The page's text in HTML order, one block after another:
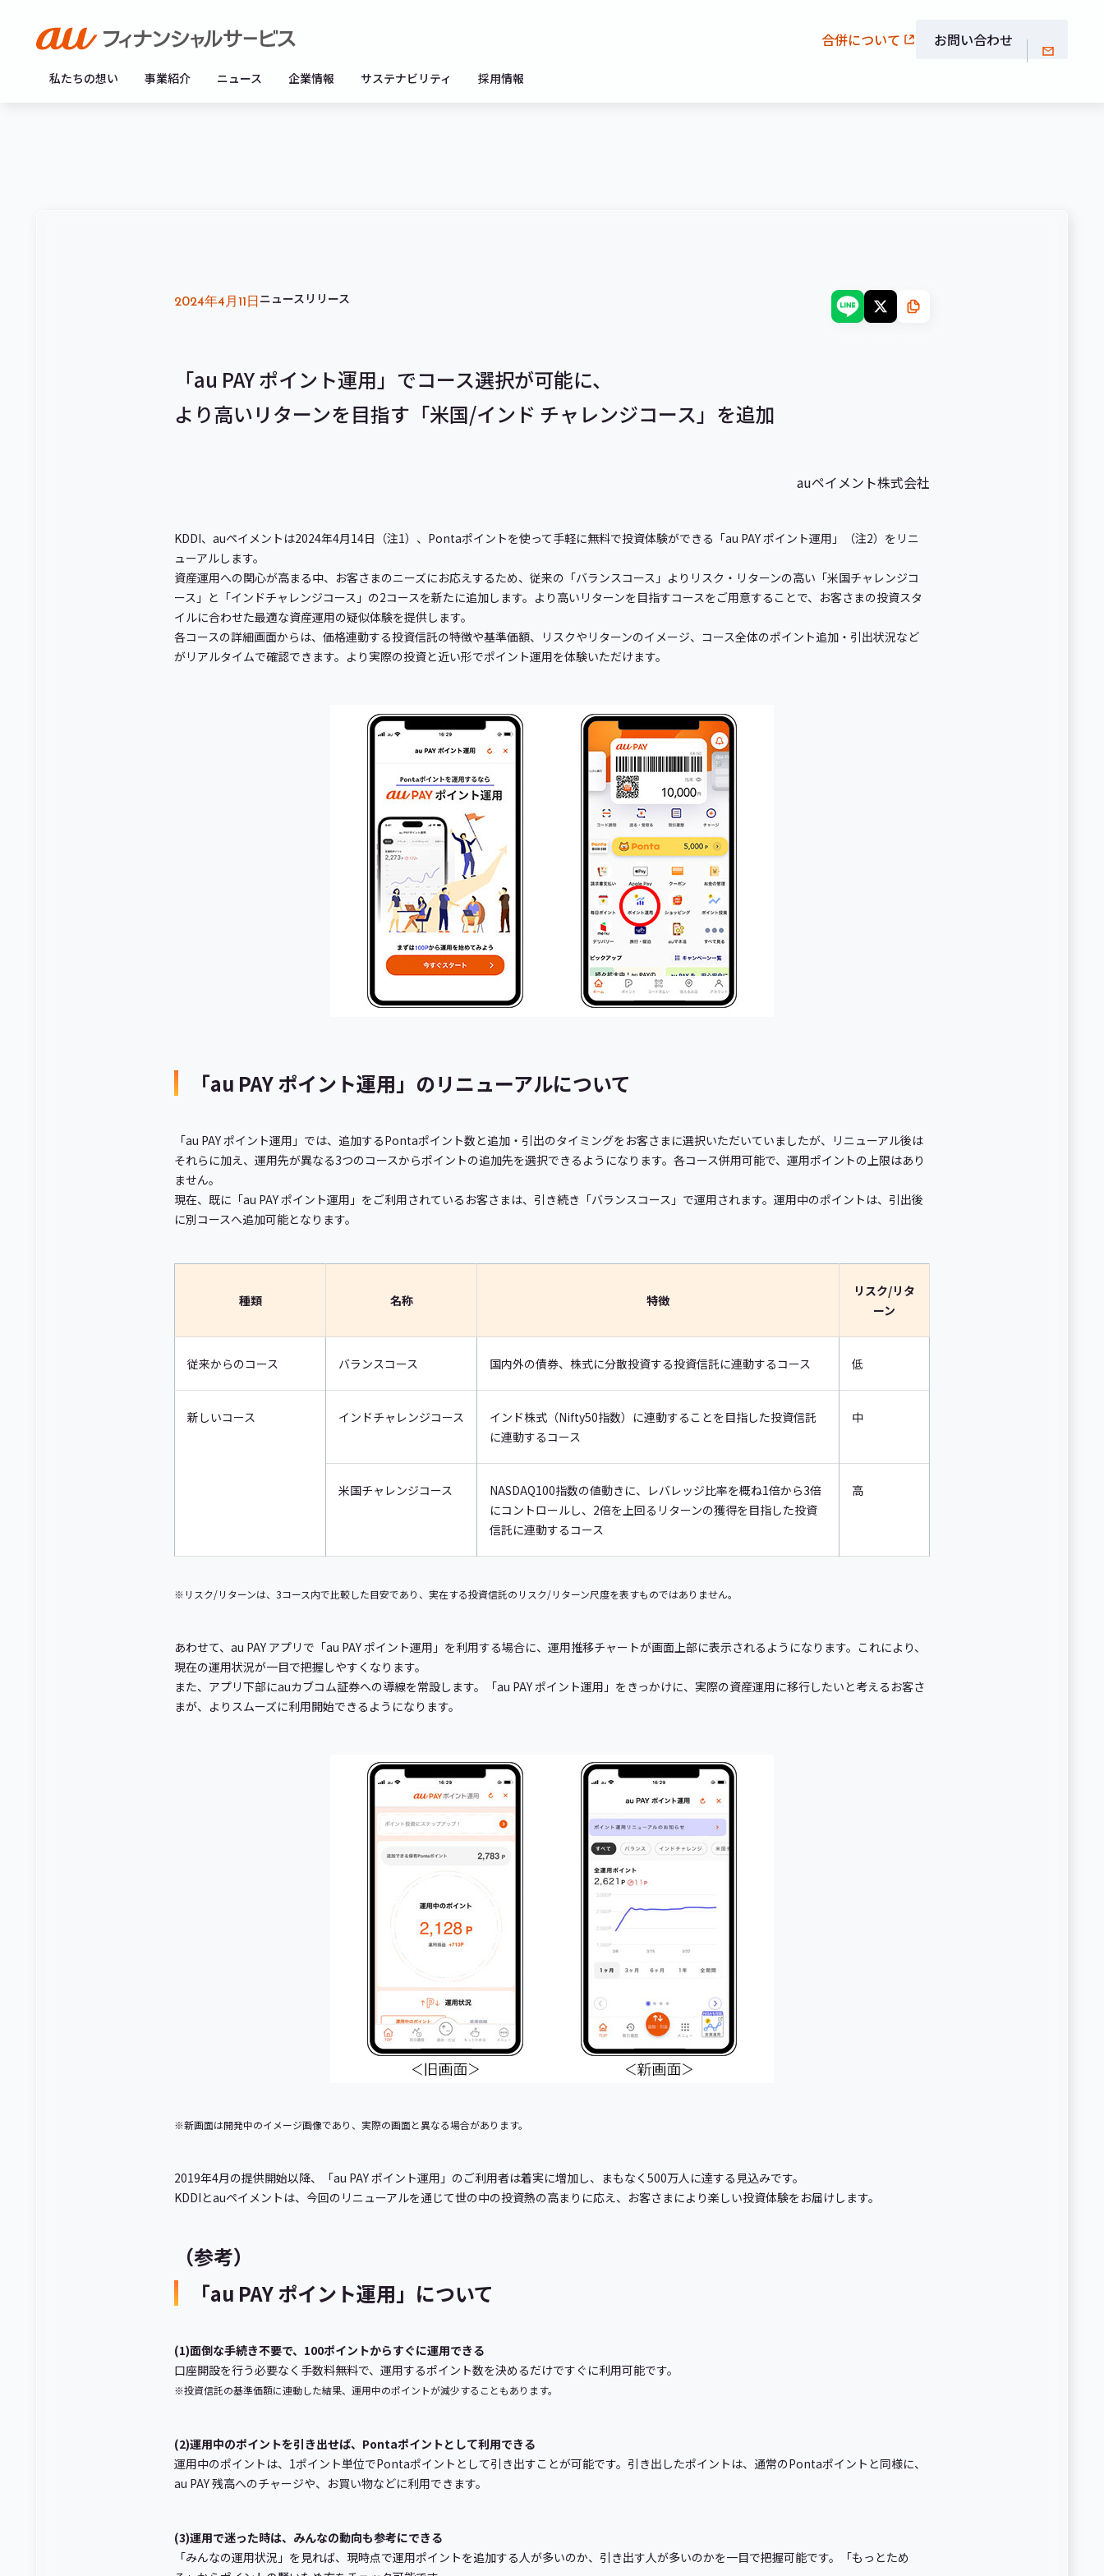
私たちの想い 事業紹介 ニュース 企業情報 サステナビリティ 採用情報
合併について お問い合わせ
2024年4月11日 ニュースリリース
「au PAY ポイント運用」でコース選択が可能に、
より高いリターンを目指す「米国/インド チャレンジコース」を追加
auペイメント株式会社
KDDI、auペイメントは2024年4月14日（注1）、Pontaポイントを使って手軽に無料で投資体験ができる「au PAY ポイント運用」（注2）をリニ
ューアルします。
資産運用への関心が高まる中、お客さまのニーズにお応えするため、従来の「バランスコース」よりリスク・リターンの高い「米国チャレンジコ
ース」と「インドチャレンジコース」の2コースを新たに追加します。より高いリターンを目指すコースをご用意することで、お客さまの投資スタ
イルに合わせた最適な資産運用の疑似体験を提供します。
各コースの詳細画面からは、価格連動する投資信託の特徴や基準価額、リスクやリターンのイメージ、コース全体のポイント追加・引出状況など
がリアルタイムで確認できます。より実際の投資と近い形でポイント運用を体験いただけます。
「au PAY ポイント運用」のリニューアルについて
「au PAY ポイント運用」では、追加するPontaポイント数と追加・引出のタイミングをお客さまに選択いただいていましたが、リニューアル後は
それらに加え、運用先が異なる3つのコースからポイントの追加先を選択できるようになります。各コース併用可能で、運用ポイントの上限はあり
ません。
現在、既に「au PAY ポイント運用」をご利用されているお客さまは、引き続き「バランスコース」で運用されます。運用中のポイントは、引出後
に別コースへ追加可能となります。
種類 名称 特徴
リスク/リタ
ーン
従来からのコース バランスコース 国内外の債券、株式に分散投資する投資信託に連動するコース 低
新しいコース インドチャレンジコース
インド株式（Nifty50指数）に連動することを目指した投資信託
に連動するコース
中
米国チャレンジコース
NASDAQ100指数の値動きに、レバレッジ比率を概ね1倍から3倍
にコントロールし、2倍を上回るリターンの獲得を目指した投資
信託に連動するコース
高
※リスク/リターンは、3コース内で比較した目安であり、実在する投資信託のリスク/リターン尺度を表すものではありません。
あわせて、au PAY アプリで「au PAY ポイント運用」を利用する場合に、運用推移チャートが画面上部に表示されるようになります。これにより、
現在の運用状況が一目で把握しやすくなります。
また、アプリ下部にauカブコム証券への導線を常設します。「au PAY ポイント運用」をきっかけに、実際の資産運用に移行したいと考えるお客さ
まが、よりスムーズに利用開始できるようになります。
※新画面は開発中のイメージ画像であり、実際の画面と異なる場合があります。
2019年4月の提供開始以降、「au PAY ポイント運用」のご利用者は着実に増加し、まもなく500万人に達する見込みです。
KDDIとauペイメントは、今回のリニューアルを通じて世の中の投資熱の高まりに応え、お客さまにより楽しい投資体験をお届けします。
（参考）
「au PAY ポイント運用」について
(1)面倒な手続き不要で、100ポイントからすぐに運用できる
口座開設を行う必要なく手数料無料で、運用するポイント数を決めるだけですぐに利用可能です。
※投資信託の基準価額に連動した結果、運用中のポイントが減少することもあります。
(2)運用中のポイントを引き出せば、Pontaポイントとして利用できる
運用中のポイントは、1ポイント単位でPontaポイントとして引き出すことが可能です。引き出したポイントは、通常のPontaポイントと同様に、
au PAY 残高へのチャージや、お買い物などに利用できます。
(3)運用で迷った時は、みんなの動向も参考にできる
「みんなの運用状況」を見れば、現時点で運用ポイントを追加する人が多いのか、引き出す人が多いのかを一目で把握可能です。「もっとため